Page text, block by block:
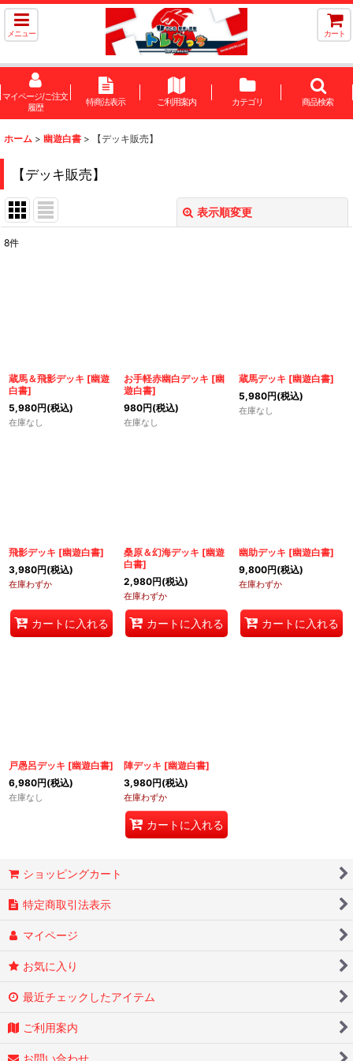
メニュー カート
マイページ/ご注文
履歴
特商法表示 ご利用案内 カテゴリ 商品検索
ホーム > 幽遊白書 > 【デッキ販売】
【デッキ販売】
表示順変更
絞り込む
8件
蔵馬＆飛影デッキ [幽遊
白書]
5,980円(税込)
在庫なし
お手軽赤幽白デッキ [幽
遊白書]
980円(税込)
在庫なし
蔵馬デッキ [幽遊白書]
5,980円(税込)
在庫なし
飛影デッキ [幽遊白書]
3,980円(税込)
在庫わずか
カートに入れる
桑原＆幻海デッキ [幽遊
白書]
2,980円(税込)
在庫わずか
カートに入れる
幽助デッキ [幽遊白書]
9,800円(税込)
在庫わずか
カートに入れる
戸愚呂デッキ [幽遊白書]
6,980円(税込)
在庫なし
陣デッキ [幽遊白書]
3,980円(税込)
在庫わずか
カートに入れる
ショッピングカート
特定商取引法表示
マイページ
お気に入り
最近チェックしたアイテム
ご利用案内
お問い合わせ